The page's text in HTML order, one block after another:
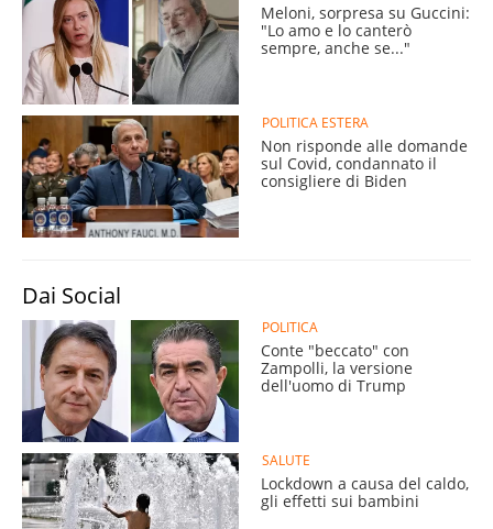
Meloni, sorpresa su Guccini:
"Lo amo e lo canterò
sempre, anche se..."
POLITICA ESTERA
Non risponde alle domande
sul Covid, condannato il
consigliere di Biden
Dai Social
POLITICA
Conte "beccato" con
Zampolli, la versione
dell'uomo di Trump
SALUTE
Lockdown a causa del caldo,
gli effetti sui bambini